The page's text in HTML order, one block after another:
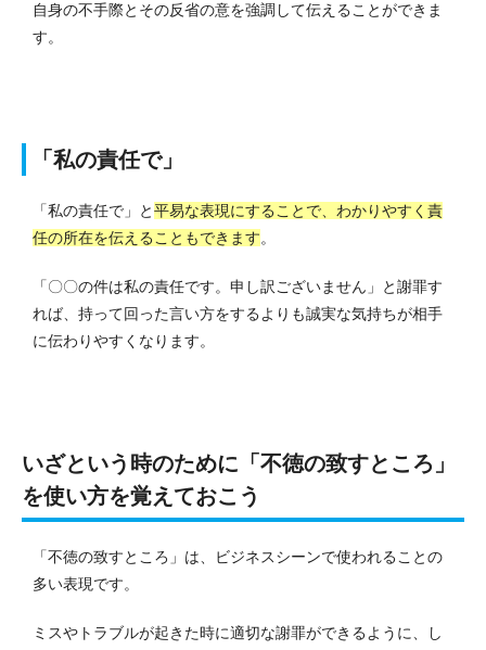
自身の不手際とその反省の意を強調して伝えることができま
す。
「私の責任で」
「私の責任で」と平易な表現にすることで、わかりやすく責
任の所在を伝えることもできます。
「〇〇の件は私の責任です。申し訳ございません」と謝罪す
れば、持って回った言い方をするよりも誠実な気持ちが相手
に伝わりやすくなります。
いざという時のために「不徳の致すところ」
を使い方を覚えておこう
「不徳の致すところ」は、ビジネスシーンで使われることの
多い表現です。
ミスやトラブルが起きた時に適切な謝罪ができるように、し